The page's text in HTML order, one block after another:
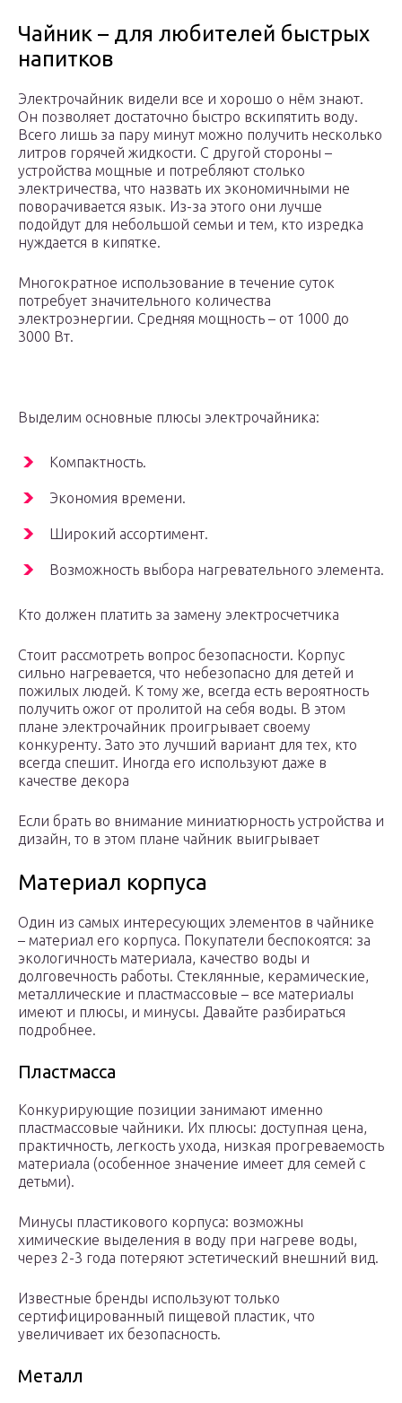
Чайник – для любителей быстрых
напитков
Электрочайник видели все и хорошо о нём знают.
Он позволяет достаточно быстро вскипятить воду.
Всего лишь за пару минут можно получить несколько
литров горячей жидкости. С другой стороны –
устройства мощные и потребляют столько
электричества, что назвать их экономичными не
поворачивается язык. Из-за этого они лучше
подойдут для небольшой семьи и тем, кто изредка
нуждается в кипятке.
Многократное использование в течение суток
потребует значительного количества
электроэнергии. Средняя мощность – от 1000 до
3000 Вт.
Выделим основные плюсы электрочайника:
Компактность.
Экономия времени.
Широкий ассортимент.
Возможность выбора нагревательного элемента.
Кто должен платить за замену электросчетчика
Стоит рассмотреть вопрос безопасности. Корпус
сильно нагревается, что небезопасно для детей и
пожилых людей. К тому же, всегда есть вероятность
получить ожог от пролитой на себя воды. В этом
плане электрочайник проигрывает своему
конкуренту. Зато это лучший вариант для тех, кто
всегда спешит. Иногда его используют даже в
качестве декора
Если брать во внимание миниатюрность устройства и
дизайн, то в этом плане чайник выигрывает
Материал корпуса
Один из самых интересующих элементов в чайнике
– материал его корпуса. Покупатели беспокоятся: за
экологичность материала, качество воды и
долговечность работы. Стеклянные, керамические,
металлические и пластмассовые – все материалы
имеют и плюсы, и минусы. Давайте разбираться
подробнее.
Пластмасса
Конкурирующие позиции занимают именно
пластмассовые чайники. Их плюсы: доступная цена,
практичность, легкость ухода, низкая прогреваемость
материала (особенное значение имеет для семей с
детьми).
Минусы пластикового корпуса: возможны
химические выделения в воду при нагреве воды,
через 2-3 года потеряют эстетический внешний вид.
Известные бренды используют только
сертифицированный пищевой пластик, что
увеличивает их безопасность.
Металл